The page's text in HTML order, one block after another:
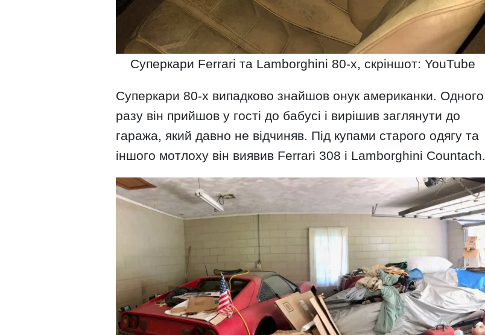
Суперкари Ferrari та Lamborghini 80-х, скріншот: YouTube
Суперкари 80-х випадково знайшов онук американки. Одного
разу він прийшов у гості до бабусі і вирішив заглянути до
гаража, який давно не відчиняв. Під купами старого одягу та
іншого мотлоху він виявив Ferrari 308 і Lamborghini Countach.